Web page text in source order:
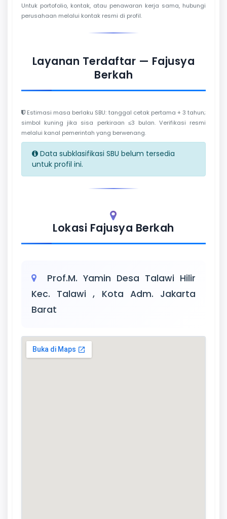
Untuk portofolio, kontak, atau penawaran kerja sama, hubungi
perusahaan melalui kontak resmi di profil.
Layanan Terdaftar — Fajusya
Berkah
Estimasi masa berlaku SBU: tanggal cetak pertama + 3 tahun;
simbol kuning jika sisa perkiraan ≤3 bulan. Verifikasi resmi
melalui kanal pemerintah yang berwenang.
Data subklasifikasi SBU belum tersedia
untuk profil ini.
Lokasi Fajusya Berkah
Prof.M. Yamin Desa Talawi Hilir
Kec. Talawi , Kota Adm. Jakarta
Barat